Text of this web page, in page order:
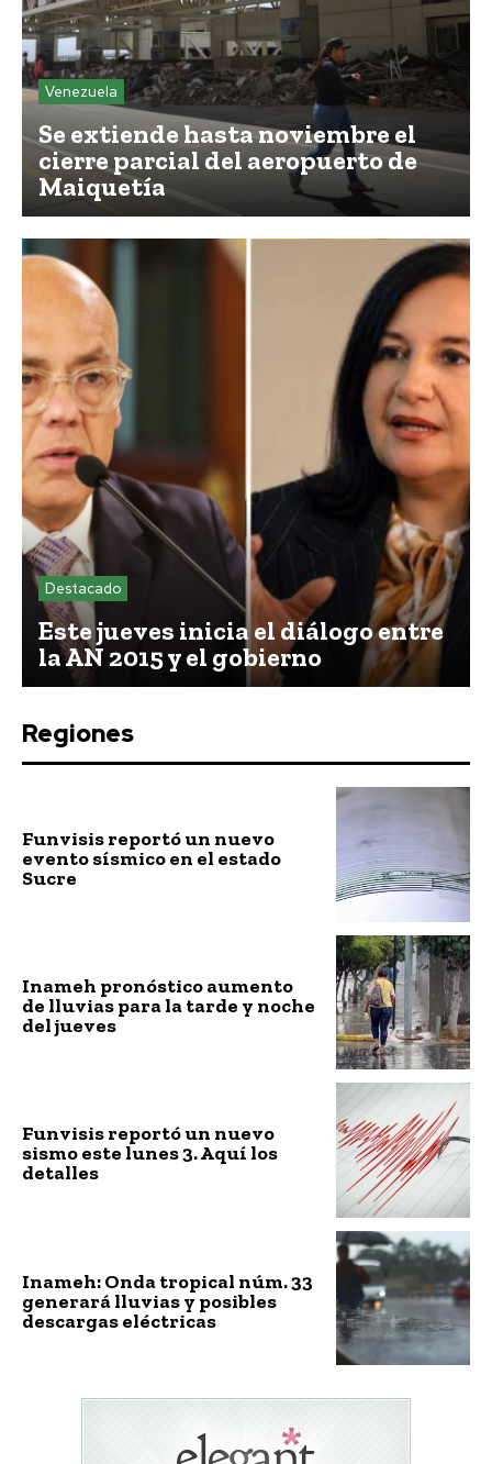
Venezuela
Se extiende hasta noviembre el
cierre parcial del aeropuerto de
Maiquetía
Destacado
Este jueves inicia el diálogo entre
la AN 2015 y el gobierno
Regiones
Funvisis reportó un nuevo
evento sísmico en el estado
Sucre
Inameh pronóstico aumento
de lluvias para la tarde y noche
del jueves
Funvisis reportó un nuevo
sismo este lunes 3. Aquí los
detalles
Inameh: Onda tropical núm. 33
generará lluvias y posibles
descargas eléctricas